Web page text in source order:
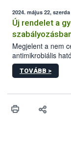
2024. május 22, szerda
Új rendelet a
Megjelent a nem
antimikrobiális
határértékeinek
módszerek
TOVÁBB >